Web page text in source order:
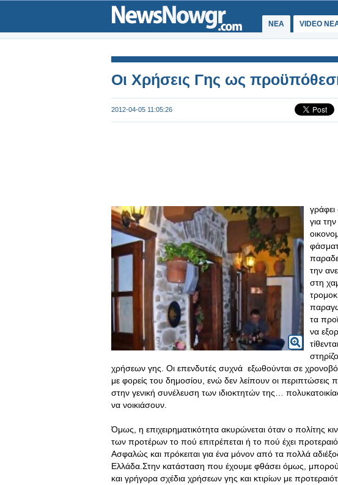
ΝΕΑ VIDEO
Οι Χρήσεις Γης ως
2012-04-05 11:05:26
για
την
στη
τα
να
χρήσεων γης. Οι επενδυτές συχνά εξωθούνται σε
με φορείς του δημοσίου, ενώ δεν λείπουν οι περιπτώσεις
στην γενική συνέλευση των ιδιοκτητών της…
να νοικιάσουν.
Όμως, η επιχειρηματικότητα ακυρώνεται όταν ο πολίτης
των προτέρων το πού επιτρέπεται ή το πού έχει
Ασφαλώς και πρόκειται για ένα μόνον από τα πολλά
Ελλάδα.Στην κατάσταση που έχουμε φθάσει όμως,
και γρήγορα σχέδια χρήσεων γης και κτιρίων με